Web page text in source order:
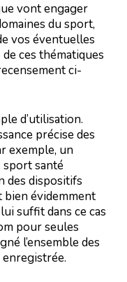
vont engager
du sport,
vos éventuelles
ces thématiques
ci-
d’utilisation.
précise des
exemple, un
santé
des dispositifs
bien évidemment
suffit dans ce cas
pour seules
l’ensemble des